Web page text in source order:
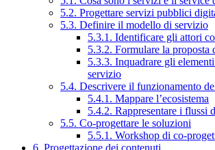
5.2. Progettare servizi pubblici
5.3. Definire il modello di servizio
5.3.1. Identificare gli attori
5.3.2. Formulare la proposta
5.3.3. Inquadrare gli
servizio
5.4. Descrivere il funzionamento
5.4.1. Mappare l’ecosistema
5.4.2. Rappresentare i flussi
5.5. Co-progettare le soluzioni
5.5.1. Workshop di co-
6. Progettazione dei contenuti